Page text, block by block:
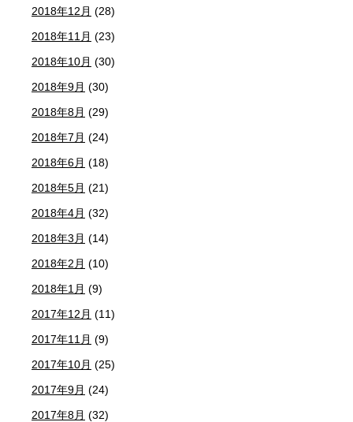
2018年12月 (28)
2018年11月 (23)
2018年10月 (30)
2018年9月 (30)
2018年8月 (29)
2018年7月 (24)
2018年6月 (18)
2018年5月 (21)
2018年4月 (32)
2018年3月 (14)
2018年2月 (10)
2018年1月 (9)
2017年12月 (11)
2017年11月 (9)
2017年10月 (25)
2017年9月 (24)
2017年8月 (32)